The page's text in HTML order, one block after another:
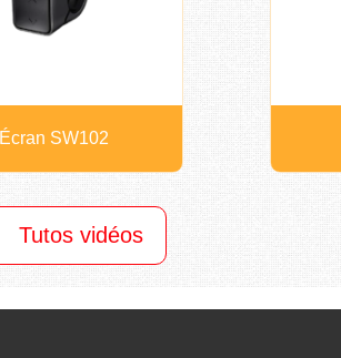
Écran SW102
Tutos vidéos